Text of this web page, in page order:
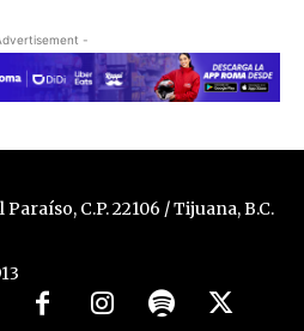
-
Paraíso, C.P. 22106 / Tijuana, B.C.